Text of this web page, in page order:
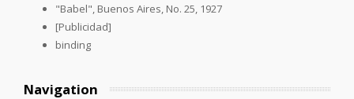
"Babel", Buenos Aires, No. 25, 1927
[Publicidad]
binding
Navigation